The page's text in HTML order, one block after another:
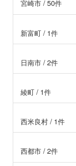
宮崎市 / 50件
新富町 / 1件
日南市 / 2件
綾町 / 1件
西米良村 / 1件
西都市 / 2件